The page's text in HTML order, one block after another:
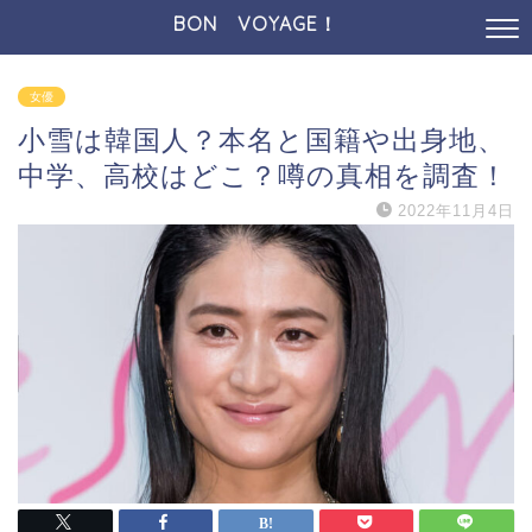
BON VOYAGE！
女優
小雪は韓国人？本名と国籍や出身地、
中学、高校はどこ？噂の真相を調査！
2022年11月4日